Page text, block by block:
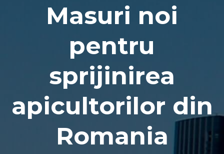
Masuri noi
pentru
sprijinirea
apicultorilor din
Romania